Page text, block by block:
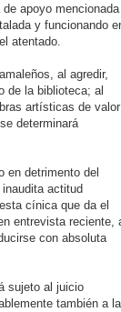
apoyo mencionada
y funcionando
atentado.
al agredir,
de la biblioteca; al
artísticas de valor
determinará
en detrimento del
actitud
cínica que da el
entrevista reciente,
con absoluta
sujeto al juicio
también a la